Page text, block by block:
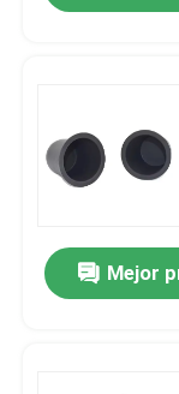
Mejor